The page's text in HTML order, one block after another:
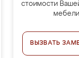
стоимости
ВЫЗВАТЬ